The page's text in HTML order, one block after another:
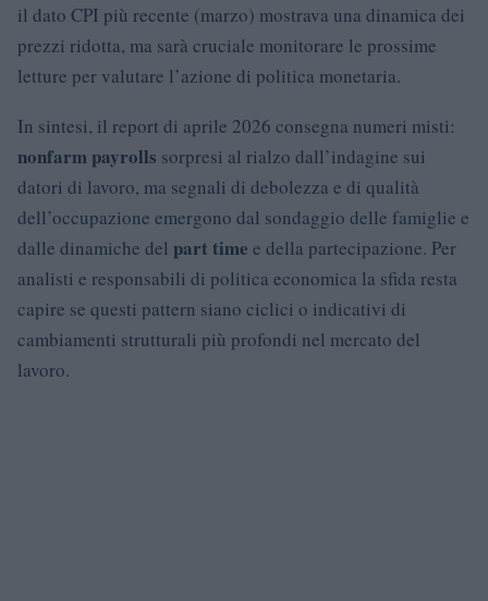
il dato CPI più recente (marzo) mostrava una dinamica dei
prezzi ridotta, ma sarà cruciale monitorare le prossime
letture per valutare l’azione di politica monetaria.
In sintesi, il report di aprile 2026 consegna numeri misti:
nonfarm payrolls sorpresi al rialzo dall’indagine sui
datori di lavoro, ma segnali di debolezza e di qualità
dell’occupazione emergono dal sondaggio delle famiglie e
dalle dinamiche del part time e della partecipazione. Per
analisti e responsabili di politica economica la sfida resta
capire se questi pattern siano ciclici o indicativi di
cambiamenti strutturali più profondi nel mercato del
lavoro.